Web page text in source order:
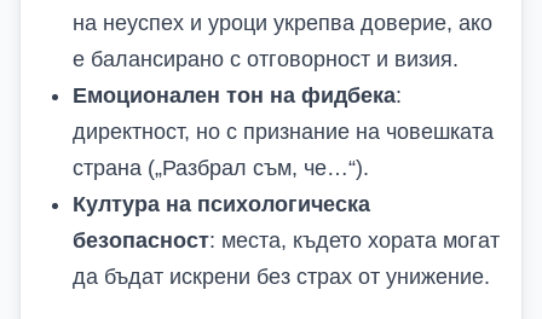
на неуспех и уроци укрепва доверие, ако
е балансирано с отговорност и визия.
Емоционален тон на фидбека:
директност, но с признание на човешката
страна („Разбрал съм, че…“).
Култура на психологическа
безопасност: места, където хората могат
да бъдат искрени без страх от унижение.